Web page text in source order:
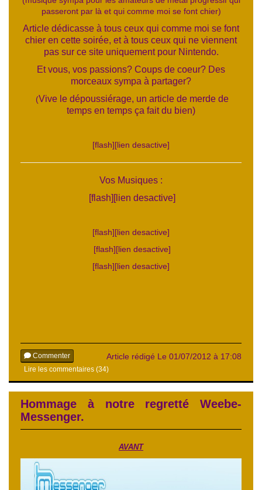
passeront par là et qui comme moi se font chier)
Article dédicasse à tous ceux qui comme moi se font
chier en cette soirée, et à tous ceux qui ne viennent
pas sur ce site uniquement pour Nintendo.
Et vous, vos passions? Coups de coeur? Des
morceaux sympa à partager?
(Vive le dépoussiérage, un article de merde de
temps en temps ça fait du bien)
[flash][lien desactive]
Vos Musiques :
[flash][lien desactive]
[flash][lien desactive]
[flash][lien desactive]
[flash][lien desactive]
Article rédigé Le 01/07/2012 à 17:08
Commenter
Lire les commentaires (34)
Hommage à notre regretté Weebe-
Messenger.
AVANT